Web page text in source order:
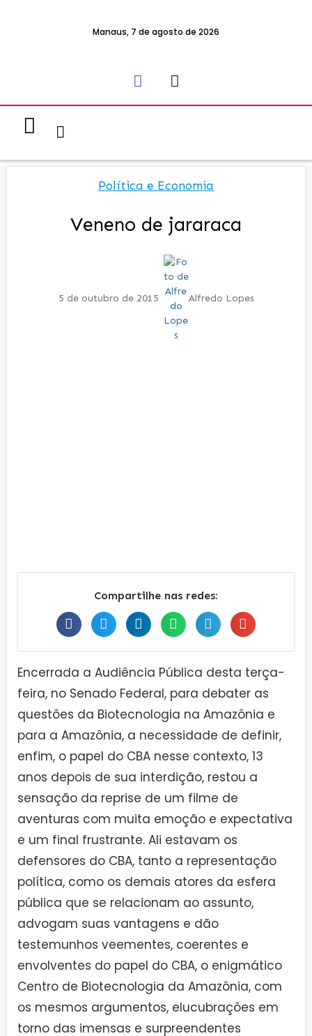
Manaus, 7 de agosto de 2026
Política e Economia
Veneno de jararaca
5 de outubro de 2015 Alfredo Lopes
Compartilhe nas redes:
Encerrada a Audiência Pública desta terça-
feira, no Senado Federal, para debater as
questões da Biotecnologia na Amazônia e
para a Amazônia, a necessidade de definir,
enfim, o papel do CBA nesse contexto, 13
anos depois de sua interdição, restou a
sensação da reprise de um filme de
aventuras com muita emoção e expectativa
e um final frustrante. Ali estavam os
defensores do CBA, tanto a representação
política, como os demais atores da esfera
pública que se relacionam ao assunto,
advogam suas vantagens e dão
testemunhos veementes, coerentes e
envolventes do papel do CBA, o enigmático
Centro de Biotecnologia da Amazônia, com
os mesmos argumentos, elucubrações em
torno das imensas e surpreendentes